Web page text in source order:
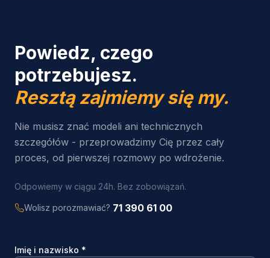
Powiedz, czego
potrzebujesz.
Resztą zajmiemy się my.
Nie musisz znać modeli ani technicznych
szczegółów - przeprowadzimy Cię przez cały
proces, od pierwszej rozmowy po wdrożenie.
Odpowiemy w ciągu 24h. Bez zobowiązań.
Wolisz porozmawiać? 71 390 61 00
Imię i nazwisko *